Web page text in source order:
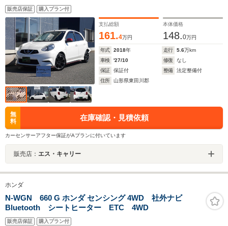
販売店保証 購入プラン付
支払総額
161.4万円
本体価格
148.0万円
年式 2018年 走行 5.6万km
車検
'27/10 修復
なし
保証
保証付 整備
法定整備付
住所
山形県東田川郡
無
料
在庫確認・見積依頼
カーセンサーアフター保証がAプランに付いています
販売店： エス・キャリー
ホンダ
N-WGN 660 G ホンダ センシング 4WD 社外ナビ
Bluetooth シートヒーター ETC 4WD
販売店保証 購入プラン付